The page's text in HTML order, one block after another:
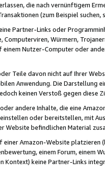
die nach vernünftigem
(zum Beispiel
Partner-Links oder
Würmern,
Nutzer-Computer oder
Teile davon nicht auf Ihrer
Anwendung. Die Darstellung
keinen Verstoß gegen diese
andere Inhalte, die eine
oder bereitstellen, mit
Website befindlichen Material
einer Amazon-Website
einem Forum, einem
Kontext) keine Partner-Links